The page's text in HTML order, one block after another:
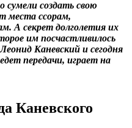
сумели создать свою
места ссорам,
А секрет долголетия их
им посчастливилось
Каневский и сегодня
передачи, играет на
Каневского